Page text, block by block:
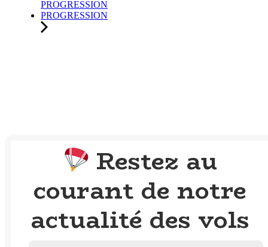
PROGRESSION
PROGRESSION
Restez au
courant de notre
actualité des vols